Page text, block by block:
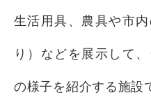
生活用具、農具や市
り）などを展示して
の様子を紹介する施設